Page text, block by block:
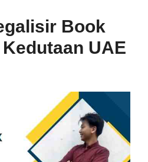
Book
UAE